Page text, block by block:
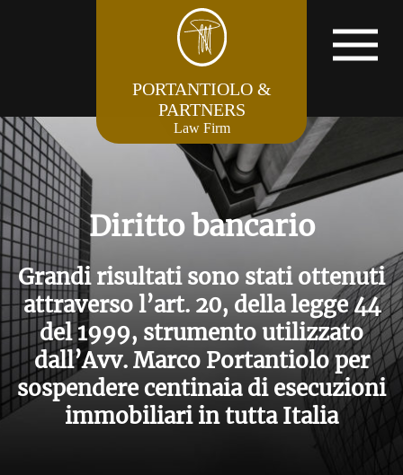
PORTANTIOLO &
PARTNERS
Law Firm
Diritto bancario
Grandi risultati sono stati ottenuti
attraverso l’art. 20, della legge 44
del 1999, strumento utilizzato
dall’Avv. Marco Portantiolo per
sospendere centinaia di esecuzioni
immobiliari in tutta Italia